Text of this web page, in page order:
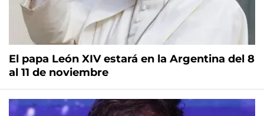
El papa León XIV estará en la Argentina del 8
al 11 de noviembre